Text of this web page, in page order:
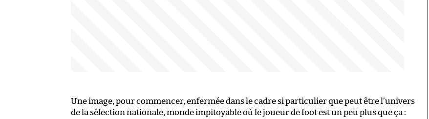
Une image, pour commencer, enfermée dans le cadre si particulier que peut être l’univers
de la sélection nationale, monde impitoyable où le joueur de foot est un peu plus que ça :